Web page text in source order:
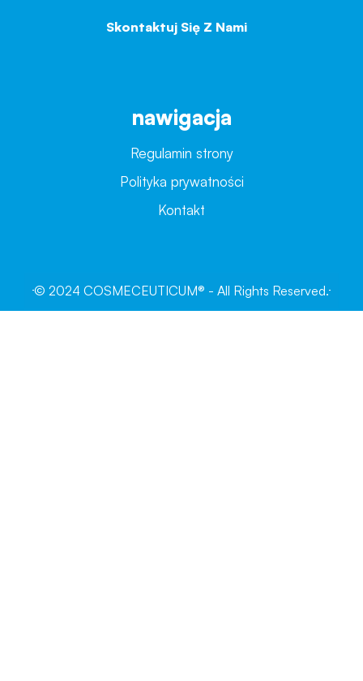
Skontaktuj Się Z Nami
nawigacja
Regulamin strony
Polityka prywatności
Kontakt
© 2024 COSMECEUTICUM® - All Rights Reserved.